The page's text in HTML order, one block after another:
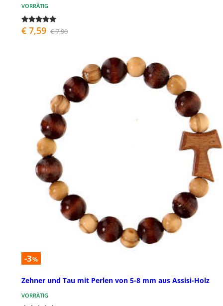
VORRÄTIG
€ 7,59 € 7,90
-3%
Zehner und Tau mit Perlen von 5-8 mm aus Assisi-Holz
VORRÄTIG